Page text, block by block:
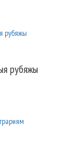
рубяжы